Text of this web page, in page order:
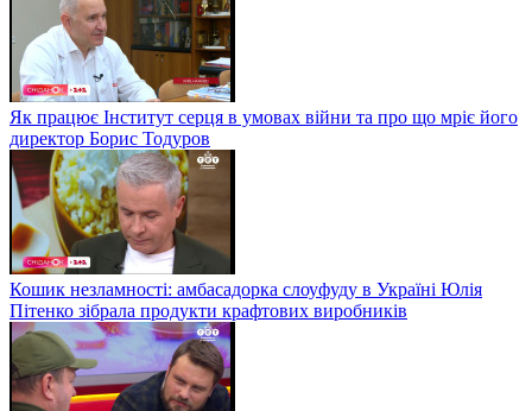
Як працює Інститут серця в умовах війни та про що мріє його
директор Борис Тодуров
Кошик незламності: амбасадорка слоуфуду в Україні Юлія
Пітенко зібрала продукти крафтових виробників